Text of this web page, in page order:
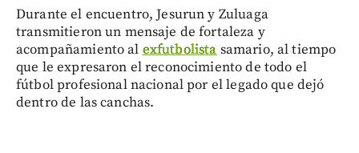
Durante el encuentro, Jesurun y Zuluaga
transmitieron un mensaje de fortaleza y
acompañamiento al exfutbolista samario, al tiempo
que le expresaron el reconocimiento de todo el
fútbol profesional nacional por el legado que dejó
dentro de las canchas.